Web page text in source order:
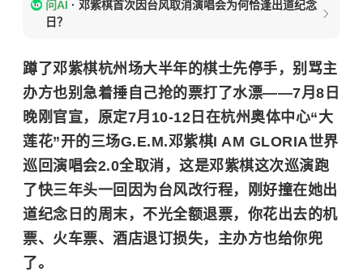
问AI · 邓紫棋首次因台风取消演唱会为何恰逢出道纪念
日？
蹲了邓紫棋杭州场大半年的棋士先停手，别骂主
办方也别急着捶自己抢的票打了水漂——7月8日
晚刚官宣，原定7月10-12日在杭州奥体中心“大
莲花”开的三场G.E.M.邓紫棋I AM GLORIA世界
巡回演唱会2.0全取消，这是邓紫棋这次巡演跑
了快三年头一回因为台风改行程，刚好撞在她出
道纪念日的周末，不光全额退票，你花出去的机
票、火车票、酒店退订损失，主办方也给你兜
了。